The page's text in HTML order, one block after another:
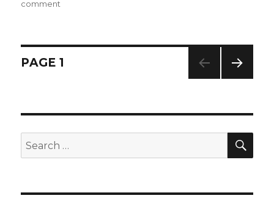
on
comment
的
4:6-
Posts
PAGE 1
Search
for: